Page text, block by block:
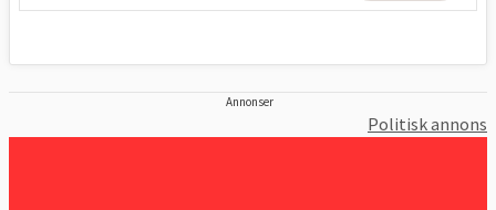
Annonser
Politisk annons